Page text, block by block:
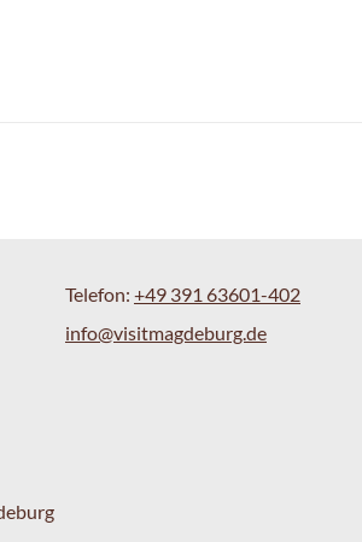
Telefon: +49 391 63601-402
info@visitmagdeburg.de